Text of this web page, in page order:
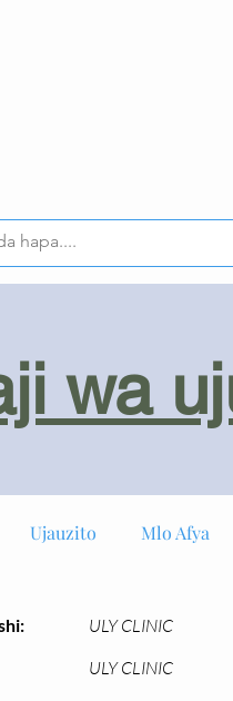
wa
Ujauzito Mlo Afya
ULY CLINIC
ULY CLINIC